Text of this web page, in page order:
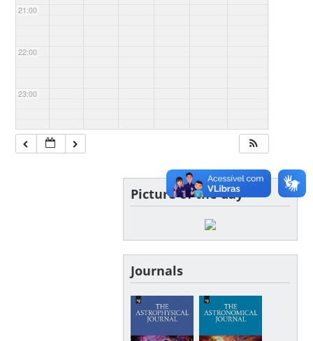
21:00
22:00
23:00
Picture of the day
Journals